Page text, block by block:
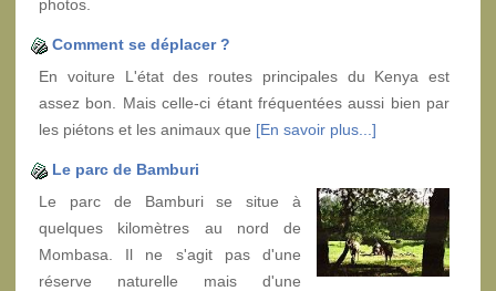
photos.
Comment se déplacer ?
En voiture L'état des routes principales du Kenya est
assez bon. Mais celle-ci étant fréquentées aussi bien par
les piétons et les animaux que [En savoir plus...]
Le parc de Bamburi
Le parc de Bamburi se situe à
quelques kilomètres au nord de
Mombasa. Il ne s'agit pas d'une
réserve naturelle mais d'une